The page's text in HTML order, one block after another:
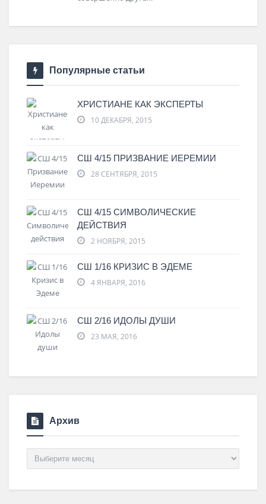
Популярные статьи
ХРИСТИАНЕ КАК ЭКСПЕРТЫ
10 ДЕКАБРЯ, 2015
СШ 4/15 ПРИЗВАНИЕ ИЕРЕМИИ
28 СЕНТЯБРЯ, 2015
СШ 4/15 СИМВОЛИЧЕСКИЕ
ДЕЙСТВИЯ
2 НОЯБРЯ, 2015
СШ 1/16 КРИЗИС В ЭДЕМЕ
4 ЯНВАРЯ, 2016
СШ 2/16 ИДОЛЫ ДУШИ
23 МАЯ, 2016
Архив
Архив